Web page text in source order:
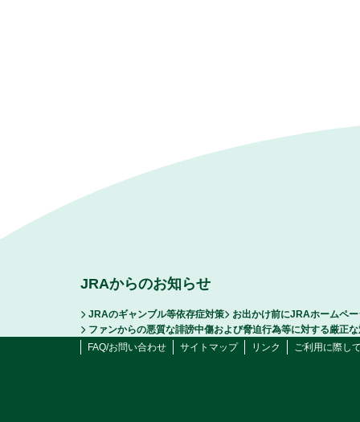
JRAからのお知らせ
JRAのギャンブル等依存症対策
お出かけ前にJRAホームペ
ファンからの悪質な誹謗中傷および脅迫行為等に対する厳正
FAQ/お問い合わせ
サイトマップ リンク ご利用に際し